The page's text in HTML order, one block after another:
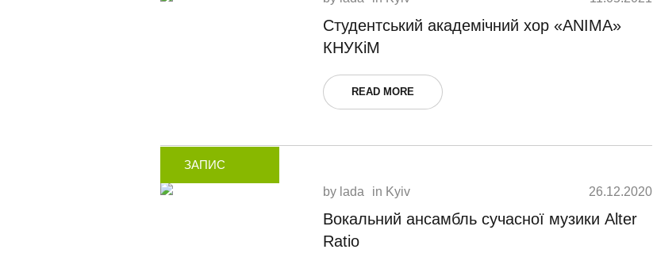
Студентський академічний хор «ANIMA»
КНУКіМ
READ MORE
ЗАПИС
26.12.2020
by lada in Kyiv
Вокальний ансамбль сучасної музики Alter
Ratio